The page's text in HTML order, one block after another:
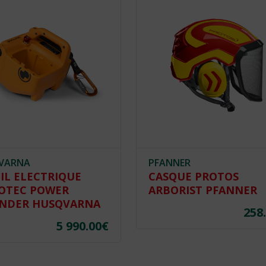
PROTOS
PFANNER
258.00
SIP PROTECTION
GANTS ANTI-COUPURE
2XD3 SIP PROTECTION